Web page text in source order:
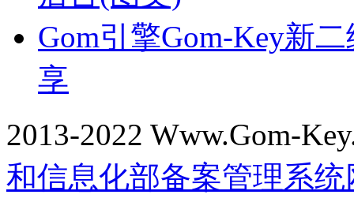
Gom引擎Gom-Key新
享
2013-2022 Www.Gom-
和信息化部备案管理系统